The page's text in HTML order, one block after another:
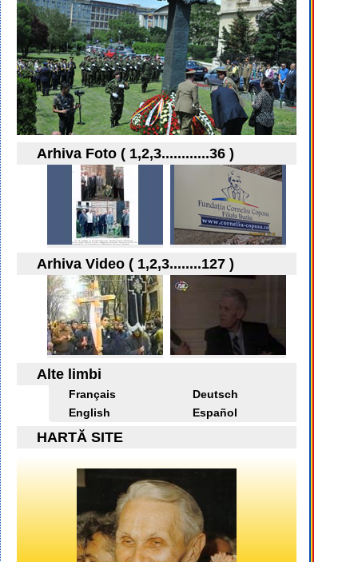
Arhiva Foto ( 1,2,3............36 )
Arhiva Video ( 1,2,3........127 )
Alte limbi
Français
Deutsch
English
Español
HARTĂ SITE